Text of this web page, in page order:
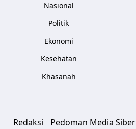
Nasional
Politik
Ekonomi
Kesehatan
Khasanah
Redaksi Pedoman Media Siber